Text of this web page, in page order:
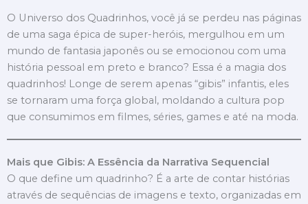
O Universo dos Quadrinhos, você já se perdeu nas páginas
de uma saga épica de super-heróis, mergulhou em um
mundo de fantasia japonês ou se emocionou com uma
história pessoal em preto e branco? Essa é a magia dos
quadrinhos! Longe de serem apenas “gibis” infantis, eles
se tornaram uma força global, moldando a cultura pop
que consumimos em filmes, séries, games e até na moda.
Mais que Gibis: A Essência da Narrativa Sequencial
O que define um quadrinho? É a arte de contar histórias
através de sequências de imagens e texto, organizadas em